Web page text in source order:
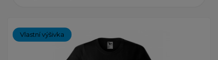
Vlastní výšivka